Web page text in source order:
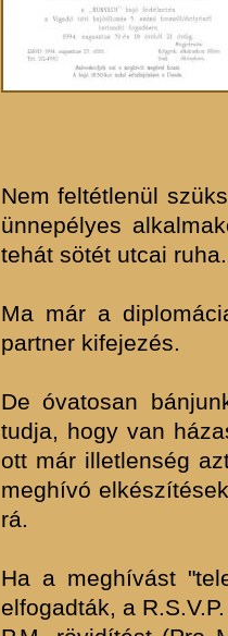
Nem feltétlenül
ünnepélyes
tehát sötét utcai ruha.
Ma már a
partner kifejezés.
De óvatosan
tudja, hogy van
ott már illetlenség
meghívó
rá.
Ha a meghívást
elfogadták, a